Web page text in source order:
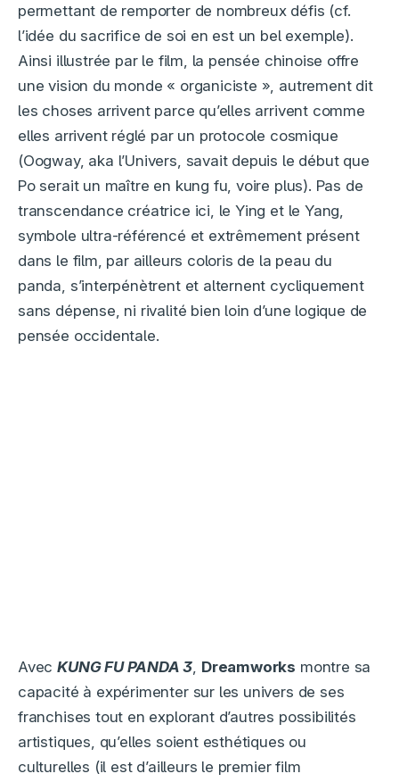
permettant de remporter de nombreux défis (cf.
l’idée du sacrifice de soi en est un bel exemple).
Ainsi illustrée par le film, la pensée chinoise offre
une vision du monde « organiciste », autrement dit
les choses arrivent parce qu’elles arrivent comme
elles arrivent réglé par un protocole cosmique
(Oogway, aka l’Univers, savait depuis le début que
Po serait un maître en kung fu, voire plus). Pas de
transcendance créatrice ici, le Ying et le Yang,
symbole ultra-référencé et extrêmement présent
dans le film, par ailleurs coloris de la peau du
panda, s’interpénètrent et alternent cycliquement
sans dépense, ni rivalité bien loin d’une logique de
pensée occidentale.
AvecKUNG FU PANDA 3, Dreamworks montre sa
capacité à expérimenter sur les univers de ses
franchises tout en explorant d’autres possibilités
artistiques, qu’elles soient esthétiques ou
culturelles (il est d’ailleurs le premier film